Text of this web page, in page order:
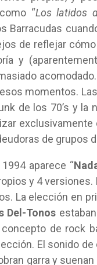
“Los latidos
Barracudas
de reflejar
y
momentos.
de los 70’s y la
de grupos
aparece “
y 4
La elección en
Del-Tonos
de rock
El sonido
garra y